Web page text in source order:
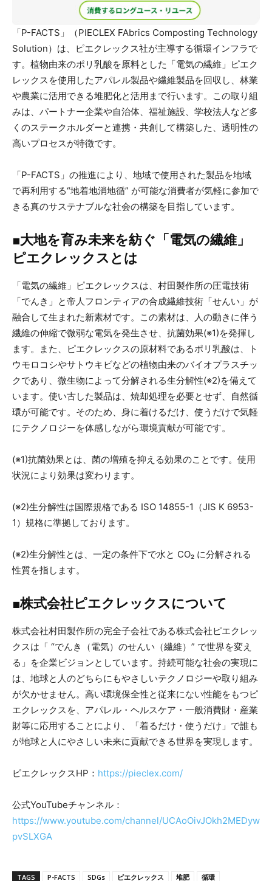
「P-FACTS」（PIECLEX FAbrics Composting Technology
Solution）は、ピエクレックス社が主導する循環インフラで
す。植物由来のポリ乳酸を原料とした「電気の繊維」ピエク
レックスを使用したアパレル製品や繊維製品を回収し、林業
や農業に活用できる堆肥化と活用まで行います。この取り組
みは、パートナー企業や自治体、福祉施設、学校法人など多
くのステークホルダーと連携・共創して構築した、透明性の
高いプロセスが特徴です。
「P-FACTS」の推進により、地域で使用された製品を地域
で再利用する“地着地消地循” が可能な消費者が気軽に参加で
きる真のサステナブルな社会の構築を目指しています。
■大地を育み未来を紡ぐ「電気の繊維」
ピエクレックスとは
「電気の繊維」ピエクレックスは、村田製作所の圧電技術
「でんき」と帝人フロンティアの合成繊維技術「せんい」が
融合して生まれた新素材です。この素材は、人の動きに伴う
繊維の伸縮で微弱な電気を発生させ、抗菌効果(※1)を発揮し
ます。また、ピエクレックスの原材料であるポリ乳酸は、ト
ウモロコシやサトウキビなどの植物由来のバイオプラスチッ
クであり、微生物によって分解される生分解性(※2)を備えて
います。使い古した製品は、焼却処理を必要とせず、自然循
環が可能です。そのため、身に着けるだけ、使うだけで気軽
にテクノロジーを体感しながら環境貢献が可能です。
(※1)抗菌効果とは、菌の増殖を抑える効果のことです。使用
状況により効果は変わります。
(※2)生分解性は国際規格である ISO 14855-1（JIS K 6953-
1）規格に準拠しております。
(※2)生分解性とは、一定の条件下で水と CO₂ に分解される
性質を指します。
■株式会社ピエクレックスについて
株式会社村田製作所の完全子会社である株式会社ピエクレッ
クスは「 “でんき（電気）のせんい（繊維）” で世界を変え
る」を企業ビジョンとしています。持続可能な社会の実現に
は、地球と人のどちらにもやさしいテクノロジーや取り組み
が欠かせません。高い環境保全性と従来にない性能をもつピ
エクレックスを、アパレル・ヘルスケア・一般消費財・産業
財等に応用することにより、「着るだけ・使うだけ」で誰も
が地球と人にやさしい未来に貢献できる世界を実現します。
ピエクレックスHP： https://pieclex.com/
公式YouTubeチャンネル：
https://www.youtube.com/channel/UCAoOivJOkh2MEDyw
pvSLXGA
TAGS P-FACTS SDGs ピエクレックス 堆肥
循環